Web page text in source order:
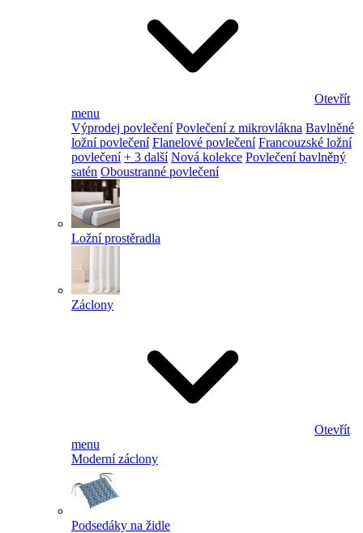
Otevřít
menu
Výprodej povlečení Povlečení z mikrovlákna Bavlněné
ložní povlečení Flanelové povlečení Francouzské ložní
povlečení + 3 další Nová kolekce Povlečení bavlněný
satén Oboustranné povlečení
Ložní prostěradla
Záclony
Otevřít
menu
Moderní záclony
Podsedáky na židle